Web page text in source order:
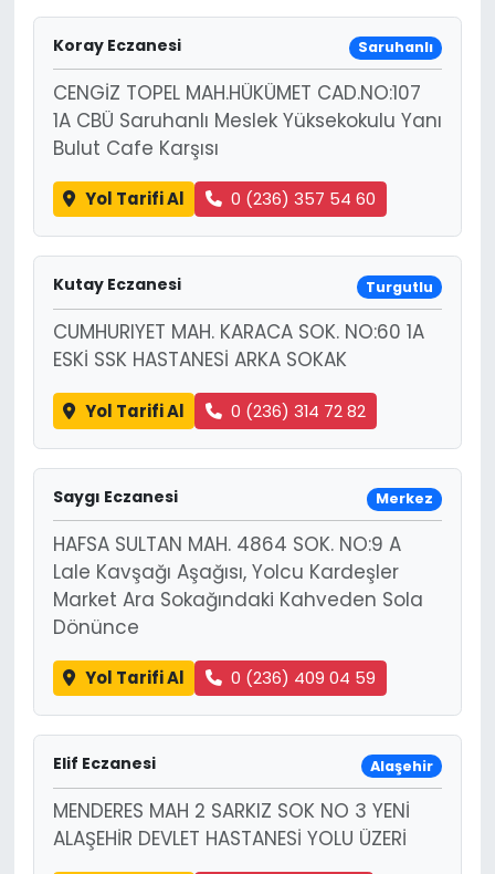
Koray Eczanesi Saruhanlı
CENGİZ TOPEL MAH.HÜKÜMET CAD.NO:107
1A CBÜ Saruhanlı Meslek Yüksekokulu Yanı
Bulut Cafe Karşısı
Yol Tarifi Al 0 (236) 357 54 60
Kutay Eczanesi Turgutlu
CUMHURIYET MAH. KARACA SOK. NO:60 1A
ESKİ SSK HASTANESİ ARKA SOKAK
Yol Tarifi Al 0 (236) 314 72 82
Saygı Eczanesi Merkez
HAFSA SULTAN MAH. 4864 SOK. NO:9 A
Lale Kavşağı Aşağısı, Yolcu Kardeşler
Market Ara Sokağındaki Kahveden Sola
Dönünce
Yol Tarifi Al 0 (236) 409 04 59
Elif Eczanesi Alaşehir
MENDERES MAH 2 SARKIZ SOK NO 3 YENİ
ALAŞEHİR DEVLET HASTANESİ YOLU ÜZERİ